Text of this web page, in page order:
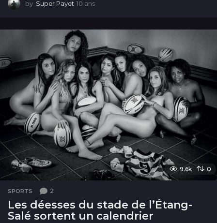
by Super Payet 10 ans
n
9.6k 0
SPORTS 2
Les déesses du stade de l’Étang-
Salé sortent un calendrier